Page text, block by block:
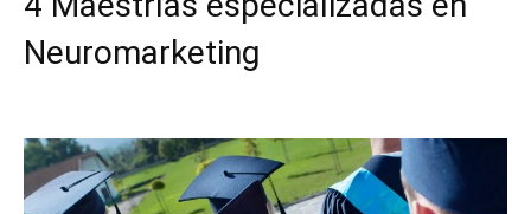
Neuromarketing